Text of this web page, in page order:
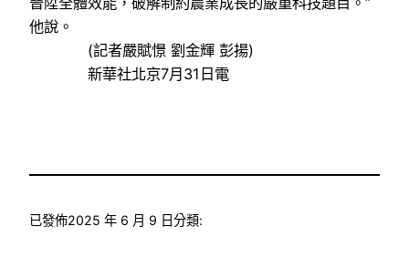
他說。
(記者嚴賦憬 劉金輝 彭揚)
新華社北京7月31日電
已發佈2025 年 6 月 9 日分類: